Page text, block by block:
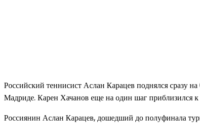
Российский теннисист Аслан Карацев поднялся сразу
Мадриде. Карен Хачанов еще на один шаг приблизился
Россиянин Аслан Карацев, дошедший до полуфинала